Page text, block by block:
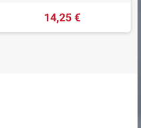
14,25 €